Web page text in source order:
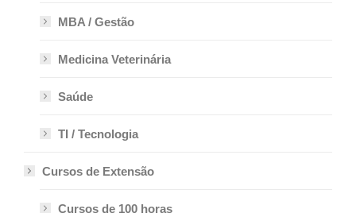
MBA / Gestão
Medicina Veterinária
Saúde
TI / Tecnologia
Cursos de Extensão
Cursos de 100 horas